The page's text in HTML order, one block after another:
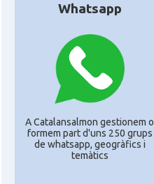
Whatsapp
A Catalansalmon gestionem o
formem part d'uns 250 grups
de whatsapp, geogràfics i
temàtics